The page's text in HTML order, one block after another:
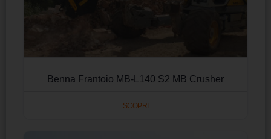
Benna Frantoio MB-L140 S2 MB Crusher
SCOPRI